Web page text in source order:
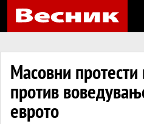
Масовни протести
против
еврото